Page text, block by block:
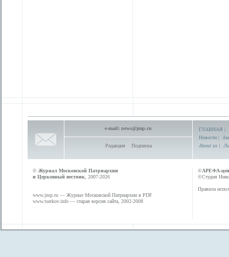
e-mail: news@jmp.ru
Редакция Подписка
ГЛАВНАЯ |
Новости |
About us |
© Журнал Московской Патриархии
и Церковный вестник , 2007-2026
www.jmp.ru — Журнал Московской Патриархии в PDF
www.tserkov.info — старая версия сайта, 2002-2008
©АРЕФА-
©Студия
Правила